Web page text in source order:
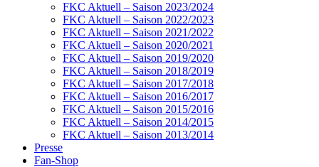
FKC Aktuell – Saison 2023/2024
FKC Aktuell – Saison 2022/2023
FKC Aktuell – Saison 2021/2022
FKC Aktuell – Saison 2020/2021
FKC Aktuell – Saison 2019/2020
FKC Aktuell – Saison 2018/2019
FKC Aktuell – Saison 2017/2018
FKC Aktuell – Saison 2016/2017
FKC Aktuell – Saison 2015/2016
FKC Aktuell – Saison 2014/2015
FKC Aktuell – Saison 2013/2014
Presse
Fan-Shop